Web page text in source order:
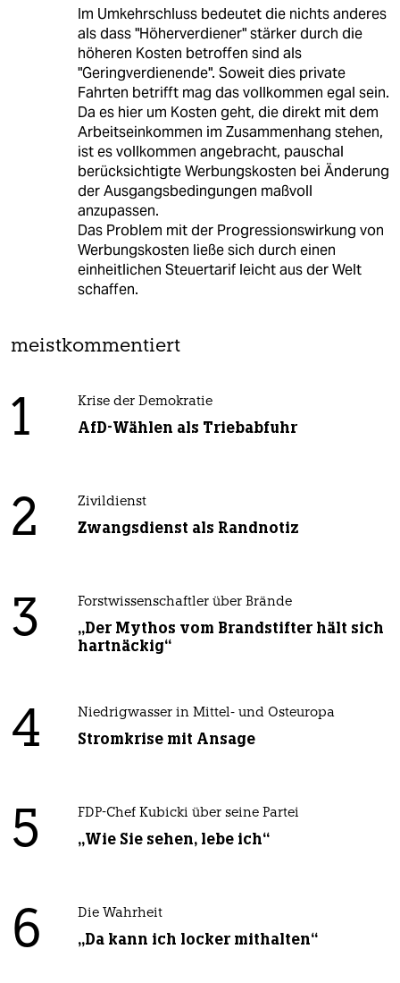
Im Umkehrschluss bedeutet die nichts anderes
als dass "Höherverdiener" stärker durch die
höheren Kosten betroffen sind als
"Geringverdienende". Soweit dies private
Fahrten betrifft mag das vollkommen egal sein.
Da es hier um Kosten geht, die direkt mit dem
Arbeitseinkommen im Zusammenhang stehen,
ist es vollkommen angebracht, pauschal
berücksichtigte Werbungskosten bei Änderung
der Ausgangsbedingungen maßvoll
anzupassen.
Das Problem mit der Progressionswirkung von
Werbungskosten ließe sich durch einen
einheitlichen Steuertarif leicht aus der Welt
schaffen.
meistkommentiert
1 Krise der Demokratie
AfD-Wählen als Triebabfuhr
2 Zivildienst
Zwangsdienst als Randnotiz
3 Forstwissenschaftler über Brände
„Der Mythos vom Brandstifter hält sich
hartnäckig“
4 Niedrigwasser in Mittel- und Osteuropa
Stromkrise mit Ansage
5 FDP-Chef Kubicki über seine Partei
„Wie Sie sehen, lebe ich“
6 Die Wahrheit
„Da kann ich locker mithalten“